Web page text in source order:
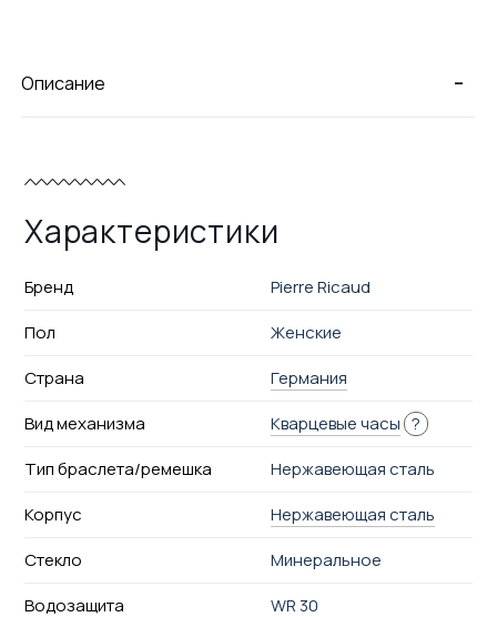
-
Описание
Характеристики
Бренд
Pierre Ricaud
Пол
Женские
Страна
Германия
Вид механизма
Кварцевые часы ?
Тип браслета/ремешка
Нержавеющая сталь
Корпус
Нержавеющая сталь
Стекло
Минеральное
Водозащита
WR 30